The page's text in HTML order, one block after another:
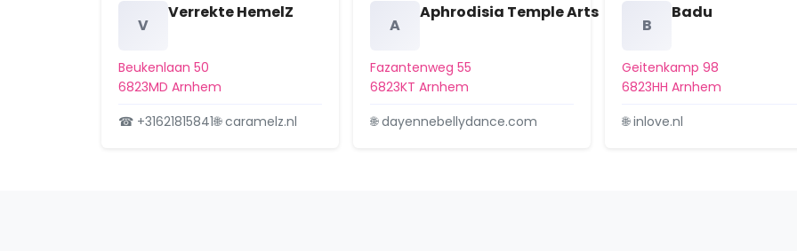
V
Verrekte HemelZ
Beukenlaan 50
6823MD Arnhem
☎ +31621815841🌐 caramelz.nl
A
Aphrodisia Temple Arts
Fazantenweg 55
6823KT Arnhem
🌐 dayennebellydance.com
B
Badu
Geitenkamp 98
6823HH Arnhem
🌐 inlove.nl